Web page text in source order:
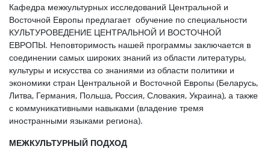
Кафедра межкультурных исследований Центральной и
Восточной Европы предлагает обучение по специальности
КУЛЬТУРОВЕДЕНИЕ ЦЕНТРАЛЬНОЙ И ВОСТОЧНОЙ
ЕВРОПЫ. Неповторимость нашей программы заключается в
соединении самых широких знаний из области литературы,
культуры и искусства со знаниями из области политики и
экономики стран Центральной и Восточной Европы (Беларусь,
Литва, Германия, Польша, Россия, Словакия, Украина), а также
с коммуникативными навыками (владение тремя
иностранными языками региона).
МЕЖКУЛЬТУРНЫЙ ПОДХОД